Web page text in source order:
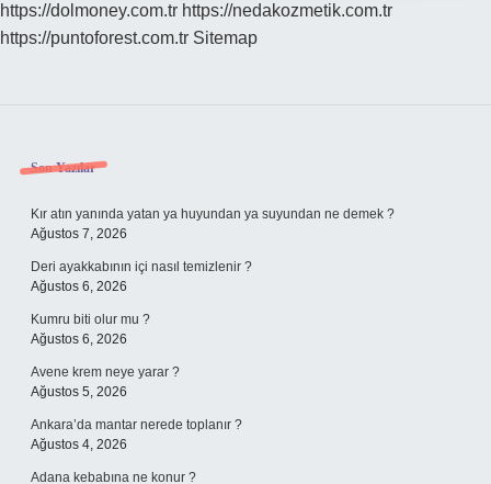
https://dolmoney.com.tr https://nedakozmetik.com.tr
https://puntoforest.com.tr Sitemap
Sidebar
Son Yazılar
Kır atın yanında yatan ya huyundan ya suyundan ne demek ?
Ağustos 7, 2026
Deri ayakkabının içi nasıl temizlenir ?
Ağustos 6, 2026
Kumru biti olur mu ?
Ağustos 6, 2026
Avene krem neye yarar ?
Ağustos 5, 2026
Ankara’da mantar nerede toplanır ?
Ağustos 4, 2026
Adana kebabına ne konur ?